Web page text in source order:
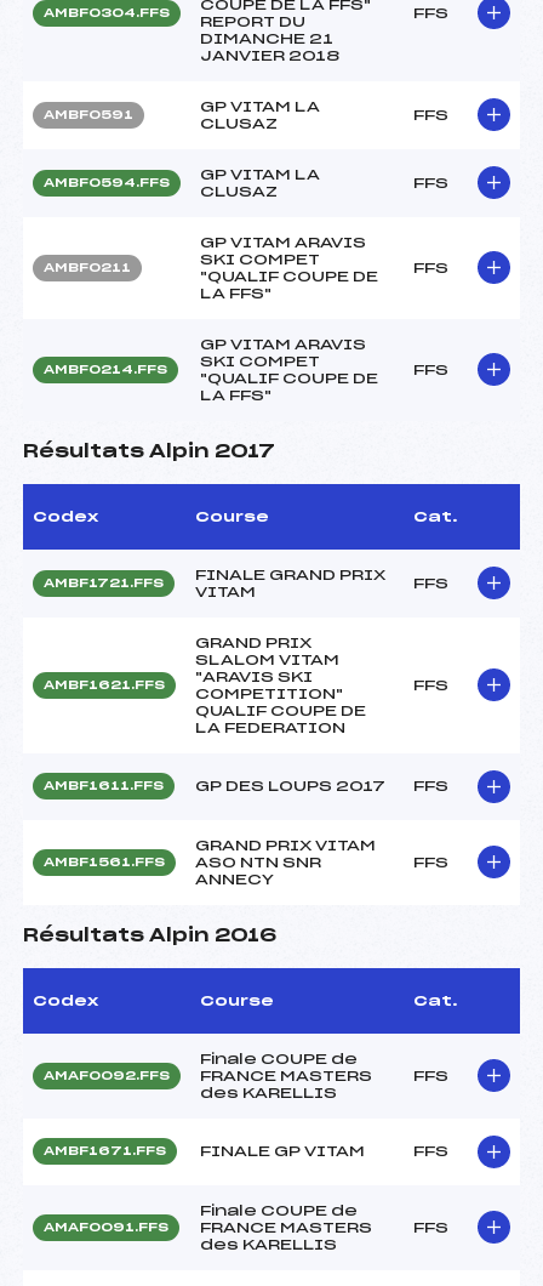
AMBF0304.FFS
COUPE DE LA FFS"
REPORT DU
DIMANCHE 21
JANVIER 2018
FFS
AMBF0591
GP VITAM LA
CLUSAZ
FFS
AMBF0594.FFS
GP VITAM LA
CLUSAZ
FFS
AMBF0211
GP VITAM ARAVIS
SKI COMPET
"QUALIF COUPE DE
LA FFS"
FFS
AMBF0214.FFS
GP VITAM ARAVIS
SKI COMPET
"QUALIF COUPE DE
LA FFS"
FFS
Résultats Alpin 2017
Codex Course Cat.
AMBF1721.FFS
FINALE GRAND PRIX
VITAM
FFS
AMBF1621.FFS
GRAND PRIX
SLALOM VITAM
"ARAVIS SKI
COMPETITION"
QUALIF COUPE DE
LA FEDERATION
FFS
AMBF1611.FFS GP DES LOUPS 2017 FFS
AMBF1561.FFS
GRAND PRIX VITAM
ASO NTN SNR
ANNECY
FFS
Résultats Alpin 2016
Codex Course Cat.
AMAF0092.FFS
Finale COUPE de
FRANCE MASTERS
des KARELLIS
FFS
AMBF1671.FFS FINALE GP VITAM FFS
AMAF0091.FFS
Finale COUPE de
FRANCE MASTERS
des KARELLIS
FFS